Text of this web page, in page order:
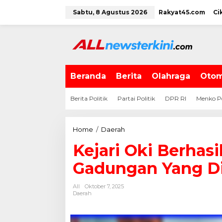
w
Sabtu, 8 Agustus 2026 Rakyat45.com
Beranda Berita Olahraga
Berita Politik Partai Politik DPR RI Menko
Home / Daerah
j
r
B
Kejari Oki
Gadungan Yang
All
Oktober 7, 2025
Daerah